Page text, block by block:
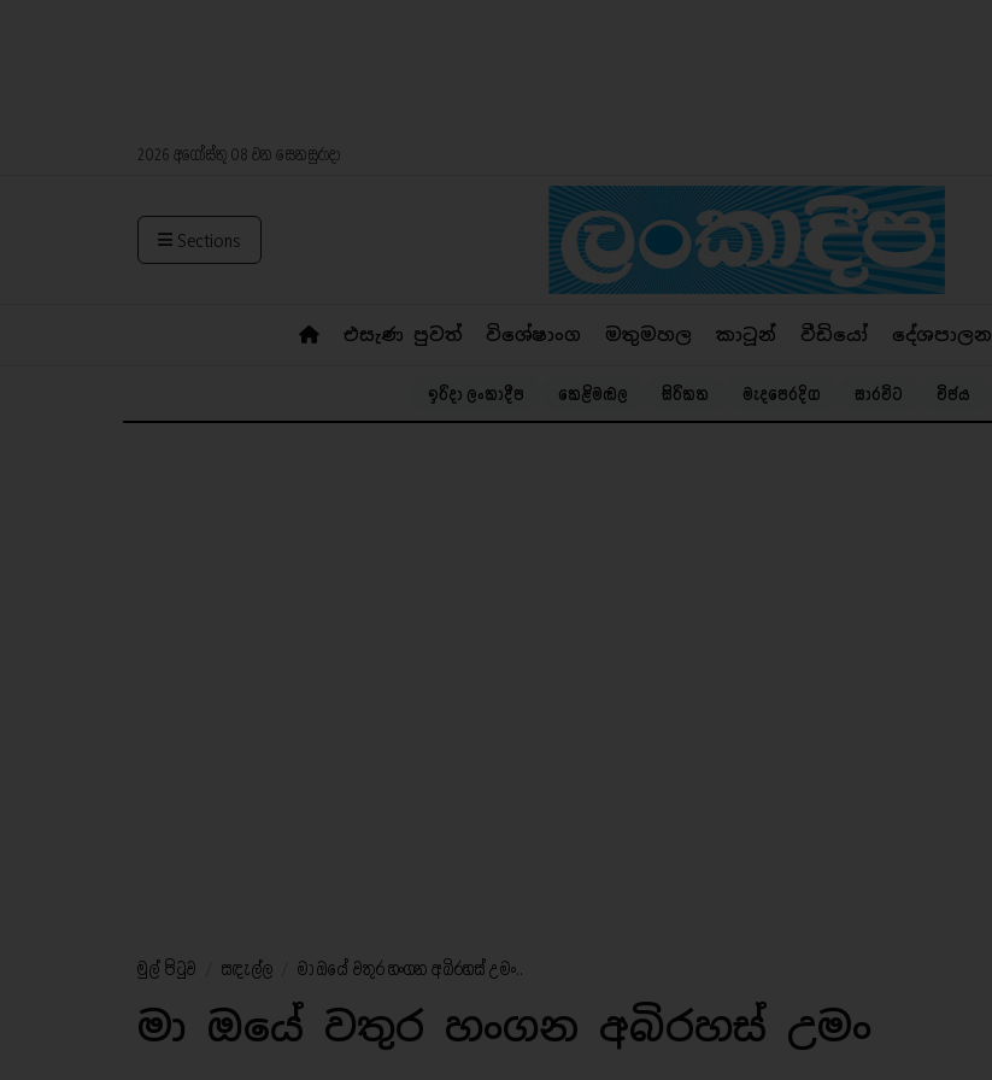
2026 අගෝස්තු 08 වන සෙනසුරාදා
Sections
එසැණ පුවත් විශේෂාංග මතුමහල කාටූන් වීඩියෝ දේශපාලන
ඉරිදා ලංකාදීප කෙළිමඬල සිරිකත මැදපෙරදිග සාරවිට විජය
මුල් පිටුව සඳැල්ල මා ඔයේ වතුර හංගන අබිරහස් උමං..
මා ඔයේ වතුර හංගන අබිරහස් උමං